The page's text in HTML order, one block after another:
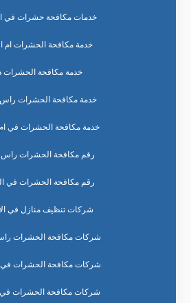
خدمات مكافحة حشرات في
خدمة مكافحة الحشرات ام
خدمة مكافحة الحشرات
خدمة مكافحة الحشرات راس
خدمة مكافحة الحشرات في ام
رقم مكافحة الحشرات راس
رقم مكافحة الحشرات في
شركات تنظيف منازل في
شركات مكافحة الحشرات
شركات مكافحة الحشرات في
شركات مكافحة الحشرات في